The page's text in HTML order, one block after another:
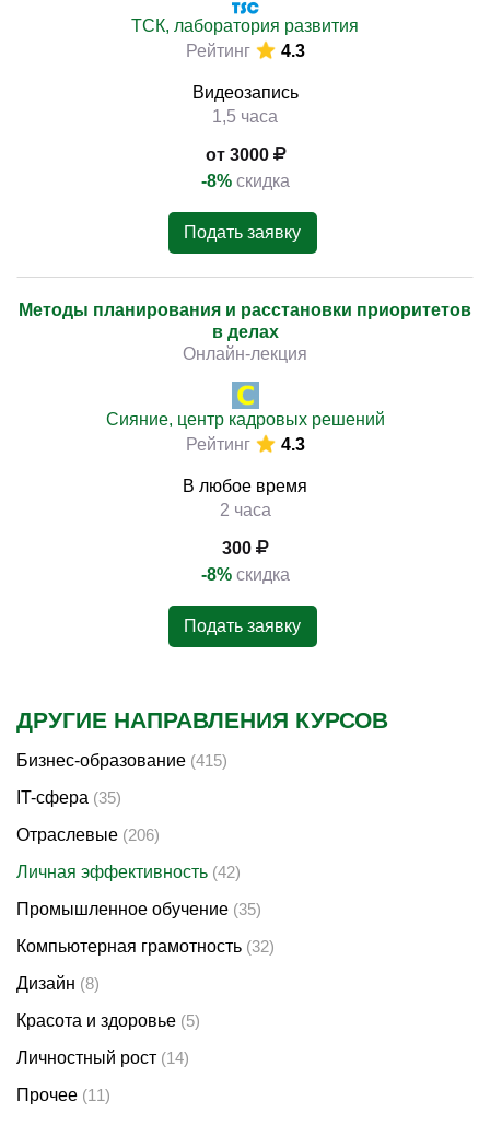
ТСК, лаборатория развития
Рейтинг
4.3
Видеозапись
1,5 часа
от 3000
-8% скидка
Подать заявку
Методы планирования и расстановки приоритетов
в делах
Онлайн-лекция
Сияние, центр кадровых решений
Рейтинг
4.3
В любое время
2 часа
300
-8% скидка
Подать заявку
ДРУГИЕ НАПРАВЛЕНИЯ КУРСОВ
Бизнес-образование (415)
IT-сфера (35)
Отраслевые (206)
Личная эффективность (42)
Промышленное обучение (35)
Компьютерная грамотность (32)
Дизайн (8)
Красота и здоровье (5)
Личностный рост (14)
Прочее (11)